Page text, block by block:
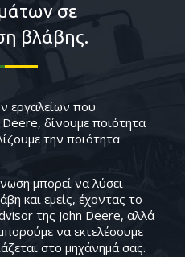
σε
βλάβης.
εργαλείων που
δίνουμε ποιότητα
την ποιότητα
μπορεί να λύσει
και εμείς, έχοντας το
της John Deere, αλλά
να εκτελέσουμε
στο μηχάνημά σας.